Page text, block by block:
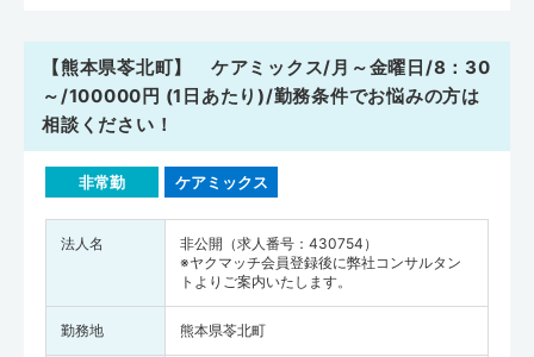
【熊本県苓北町】 ケアミックス/月～金曜日/8：30
～/100000円 (1日あたり)/勤務条件でお悩みの方は
相談ください！
非常勤 ケアミックス
法人名
非公開（求人番号：430754）
※ヤクマッチ会員登録後に弊社コンサルタン
トよりご案内いたします。
勤務地 熊本県苓北町